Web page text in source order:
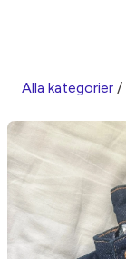
Alla kategorier /